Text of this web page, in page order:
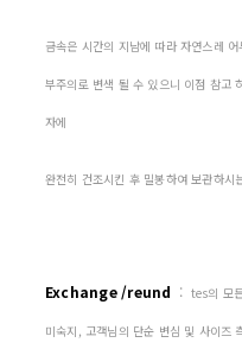
금속은 시간의 지남에 따라 자연스레
부주의로 변색 될 수 있으니 이점 참고
자에
완전히 건조시킨 후 밀봉하여 보관하시
Exchange /reund : tes의 모
미숙지, 고객님의 단순 변심 및 사이즈